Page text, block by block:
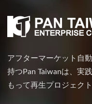
アフターマーケット自
持つPan Taiwanは、実
もって再生プロジェク